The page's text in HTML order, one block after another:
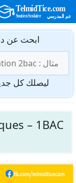
انتقل
المحتوى
ابحث عن
عن:
ليصلك كل
– 1BAC